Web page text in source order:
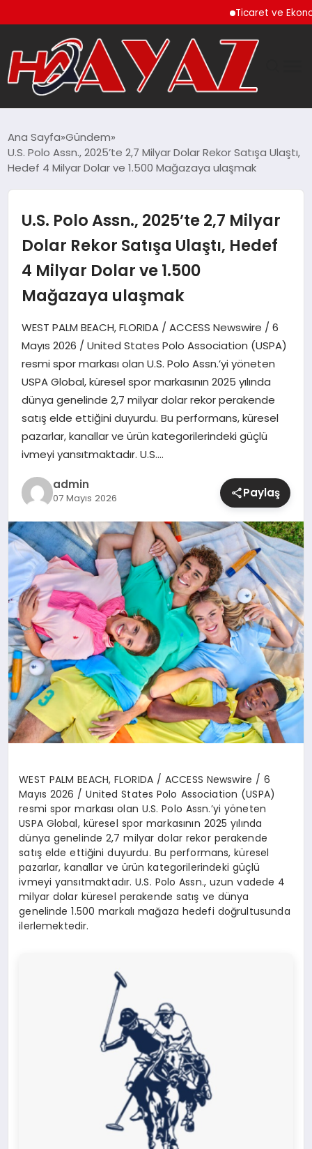
Ticaret ve Ekonomik
DÜNYA
MAGAZIN
SAĞLIK
SIYASET
SPOR
TEKNOLOJI
YAŞAM
Ana Sayfa Gündem
U.S. Polo Assn., 2025’te 2,7 Milyar Dolar Rekor Satışa Ulaştı,
Hedef 4 Milyar Dolar ve 1.500 Mağazaya ulaşmak
U.S. Polo Assn., 2025’te 2,7 Milyar
Dolar Rekor Satışa Ulaştı, Hedef
4 Milyar Dolar ve 1.500
Mağazaya ulaşmak
WEST PALM BEACH, FLORIDA / ACCESS Newswire / 6
Mayıs 2026 / United States Polo Association (USPA)
resmi spor markası olan U.S. Polo Assn.’yi yöneten
USPA Global, küresel spor markasının 2025 yılında
dünya genelinde 2,7 milyar dolar rekor perakende
satış elde ettiğini duyurdu. Bu performans, küresel
pazarlar, kanallar ve ürün kategorilerindeki güçlü
ivmeyi yansıtmaktadır. U.S….
admin
07 Mayıs 2026 Paylaş
WEST PALM BEACH, FLORIDA / ACCESS Newswire / 6
Mayıs 2026 /United States Polo Association (USPA)
resmi spor markasıolan U.S. Polo Assn.’yi yöneten
USPA Global, küresel spor markasının 2025 yılında
dünya genelinde 2,7 milyar dolar rekor perakende
satış elde ettiğini duyurdu. Bu performans, küresel
pazarlar, kanallar ve ürün kategorilerindeki güçlü
ivmeyi yansıtmaktadır. U.S. Polo Assn., uzun vadede 4
milyar dolar küresel perakende satış ve dünya
genelinde 1.500 markalımağaza hedefi doğrultusunda
ilerlemektedir.